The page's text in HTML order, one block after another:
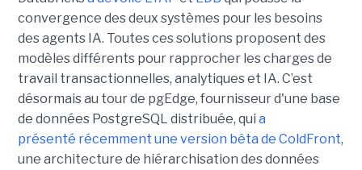
convergence des deux systèmes pour les besoins
des agents IA. Toutes ces solutions proposent des
modèles différents pour rapprocher les charges de
travail transactionnelles, analytiques et IA. C’est
désormais au tour de pgEdge, fournisseur d'une base
de données PostgreSQL distribuée, qui a
présenté récemment une version bêta de ColdFront,
une architecture de hiérarchisation des données